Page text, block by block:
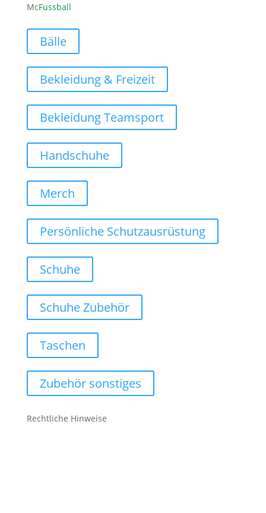
McFussball
Bälle
Bekleidung & Freizeit
Bekleidung Teamsport
Handschuhe
Merch
Persönliche Schutzausrüstung
Schuhe
Schuhe Zubehör
Taschen
Zubehör sonstiges
Rechtliche Hinweise